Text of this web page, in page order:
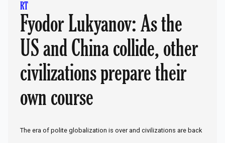
RT
Fyodor Lukyanov: As the
US and China collide, other
civilizations prepare their
own course
The era of polite globalization is over and civilizations are back